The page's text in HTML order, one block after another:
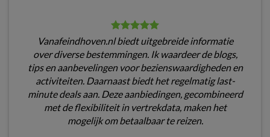
Vanafeindhoven.nl biedt uitgebreide informatie
over diverse bestemmingen. Ik waardeer de blogs,
tips en aanbevelingen voor bezienswaardigheden en
activiteiten. Daarnaast biedt het regelmatig last-
minute deals aan. Deze aanbiedingen, gecombineerd
met de flexibiliteit in vertrekdata, maken het
mogelijk om betaalbaar te reizen.